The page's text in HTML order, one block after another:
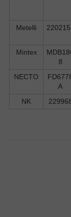
Metelli
Mintex
8
NECTO
A
NK